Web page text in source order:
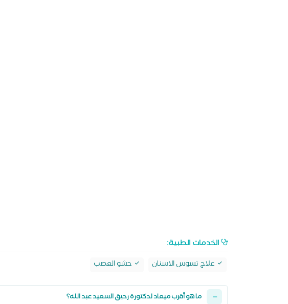
الخدمات الطبية:
علاج تسوس الاسنان حشو العصب
ما هو أقرب ميعاد لدكتورة رحيق السعيد عبد الله؟